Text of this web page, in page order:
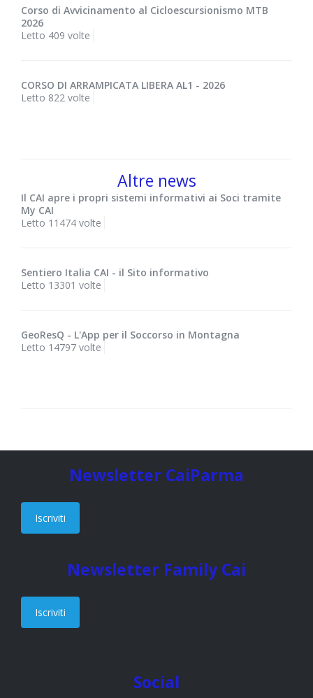
Corso di Avvicinamento al Cicloescursionismo MTB
2026
Letto 409 volte
CORSO DI ARRAMPICATA LIBERA AL1 - 2026
Letto 822 volte
Altre news
Il CAI apre i propri sistemi informativi ai Soci tramite
My CAI
Letto 11474 volte
Sentiero Italia CAI - il Sito informativo
Letto 13301 volte
GeoResQ - L'App per il Soccorso in Montagna
Letto 14797 volte
Newsletter CaiParma
Iscriviti
Newsletter Family Cai
Iscriviti
Social